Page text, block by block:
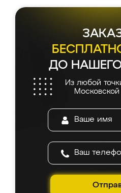
ДО
Из любой
Московской